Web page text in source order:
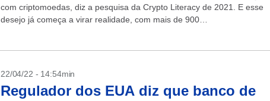
com criptomoedas, diz a pesquisa da Crypto Literacy de 2021. E esse
desejo já começa a virar realidade, com mais de 900
22/04/22 - 14:54min
Regulador dos EUA diz que banco de